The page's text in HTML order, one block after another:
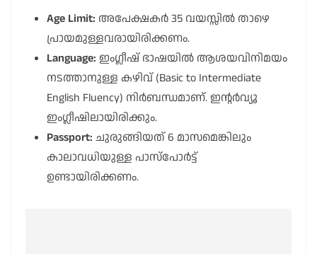
Age Limit: അപേക്ഷകർ 35 വയസ്സിൽ താഴെ
പ്രായമുള്ളവരായിരിക്കണം.
Language: ഇംഗ്ലീഷ് ഭാഷയിൽ ആശയവിനിമയം
നടത്താനുള്ള കഴിവ് (Basic to Intermediate
English Fluency) നിർബന്ധമാണ്. ഇന്റർവ്യൂ
ഇംഗ്ലീഷിലായിരിക്കും.
Passport: ചുരുങ്ങിയത് 6 മാസമെങ്കിലും
കാലാവധിയുള്ള പാസ്‌പോർട്ട്
ഉണ്ടായിരിക്കണം.